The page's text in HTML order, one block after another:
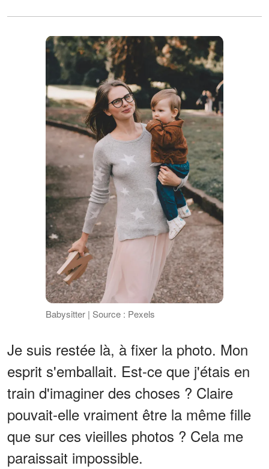
Babysitter | Source : Pexels
Je suis restée là, à fixer la photo. Mon
esprit s'emballait. Est-ce que j'étais en
train d'imaginer des choses ? Claire
pouvait-elle vraiment être la même fille
que sur ces vieilles photos ? Cela me
paraissait impossible.